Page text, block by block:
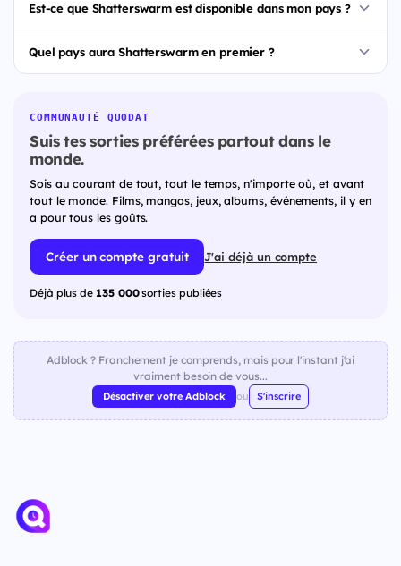
Est-ce que Shatterswarm est disponible dans mon pays ?
Quel pays aura Shatterswarm en premier ?
COMMUNAUTÉ QUODAT
Suis tes sorties préférées partout dans le
monde.
Sois au courant de tout, tout le temps, n'importe où, et avant
tout le monde. Films, mangas, jeux, albums, événements, il y en
a pour tous les goûts.
Créer un compte gratuit J'ai déjà un compte
Déjà plus de 135 000sorties publiées
Adblock ? Franchement je comprends, mais pour l'instant j'ai
vraiment besoin de vous...
Désactiver votre Adblock ou S'inscrire